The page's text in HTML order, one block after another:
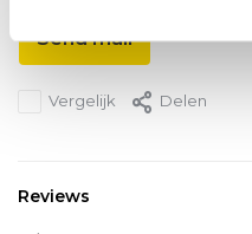
Send mail
Vergelijk Delen
Reviews